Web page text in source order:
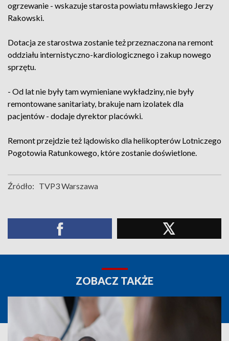
ogrzewanie - wskazuje starosta powiatu mławskiego Jerzy
Rakowski.
Dotacja ze starostwa zostanie też przeznaczona na remont
oddziału internistyczno-kardiologicznego i zakup nowego
sprzętu.
- Od lat nie były tam wymieniane wykładziny, nie były
remontowane sanitariaty, brakuje nam izolatek dla
pacjentów - dodaje dyrektor placówki.
Remont przejdzie też lądowisko dla helikopterów Lotniczego
Pogotowia Ratunkowego, które zostanie doświetlone.
Źródło: TVP3 Warszawa
ZOBACZ TAKŻE